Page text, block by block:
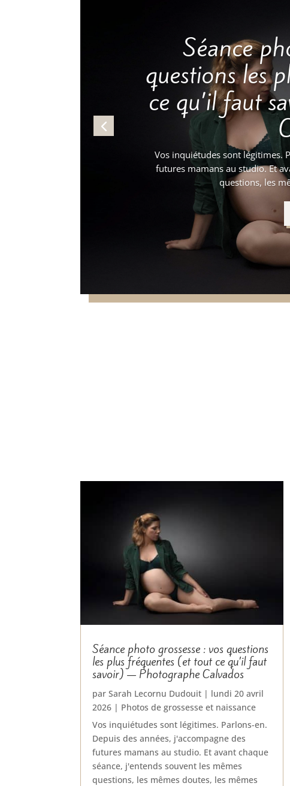
Séance
questions les
ce qu’il faut
Vos inquiétudes sont légitimes.
futures mamans au studio. Et
questions, les
Séance photo grossesse : vos questions
les plus fréquentes (et tout ce qu’il faut
savoir) — Photographe Calvados
parSarah Lecornu Dudouit | lundi 20 avril
2026 | Photos de grossesse et naissance
Vos inquiétudes sont légitimes. Parlons-en.
Depuis des années, j'accompagne des
futures mamans au studio. Et avant chaque
séance, j'entends souvent les mêmes
questions, les mêmes doutes, les mêmes